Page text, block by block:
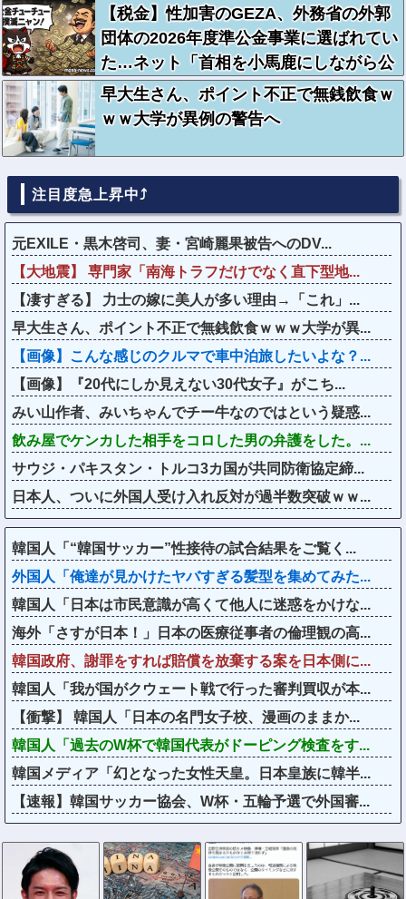
→やっぱりワイらの姫だったw w w
w w w w w w w
wwwwwwwwwwwwwwwwwwwww
wwwww
【税金】性加害のGEZA、外務省の外郭
団体の2026年度準公金事業に選ばれてい
た…ネット「首相を小馬鹿にしながら公
金に群がってたの？」「右手で補助金も
らいながら左手で反政府」
早大生さん、ポイント不正で無銭飲食ｗ
ｗｗ大学が異例の警告へ
注目度急上昇中⤴
元EXILE・黒木啓司、妻・宮崎麗果被告へのDV...
【大地震】 専門家「南海トラフだけでなく直下型地...
【凄すぎる】 力士の嫁に美人が多い理由→「これ」...
早大生さん、ポイント不正で無銭飲食ｗｗｗ大学が異...
【画像】こんな感じのクルマで車中泊旅したいよな？...
【画像】『20代にしか見えない30代女子』がこち...
みい山作者、みいちゃんでチー牛なのではという疑惑...
飲み屋でケンカした相手をコロした男の弁護をした。...
サウジ・パキスタン・トルコ3カ国が共同防衛協定締...
日本人、ついに外国人受け入れ反対が過半数突破ｗｗ...
韓国人「“韓国サッカー”性接待の試合結果をご覧く...
外国人「俺達が見かけたヤバすぎる髪型を集めてみた...
韓国人「日本は市民意識が高くて他人に迷惑をかけな...
海外「さすが日本！」日本の医療従事者の倫理観の高...
韓国政府、謝罪をすれば賠償を放棄する案を日本側に...
韓国人「我が国がクウェート戦で行った審判買収が本...
【衝撃】 韓国人「日本の名門女子校、漫画のままか...
韓国人「過去のW杯で韓国代表がドーピング検査をす...
韓国メディア「幻となった女性天皇。日本皇族に韓半...
【速報】韓国サッカー協会、W杯・五輪予選で外国審...